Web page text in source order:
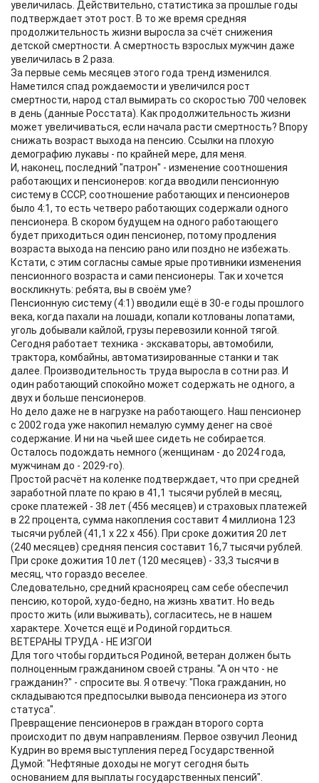
увеличилась. Действительно, статистика за прошлые годы
подтверждает этот рост. В то же время средняя
продолжительность жизни выросла за счёт снижения
детской смертности. А смертность взрослых мужчин даже
увеличилась в 2 раза.
За первые семь месяцев этого года тренд изменился.
Наметился спад рождаемости и увеличился рост
смертности, народ стал вымирать со скоростью 700 человек
в день (данные Росстата). Как продолжительность жизни
может увеличиваться, если начала расти смертность? Впору
снижать возраст выхода на пенсию. Ссылки на плохую
демографию лукавы - по крайней мере, для меня.
И, наконец, последний "патрон" - изменение соотношения
работающих и пенсионеров: когда вводили пенсионную
систему в СССР, соотношение работающих и пенсионеров
было 4:1, то есть четверо работающих содержали одного
пенсионера. В скором будущем на одного работающего
будет приходиться один пенсионер, потому продления
возраста выхода на пенсию рано или поздно не избежать.
Кстати, с этим согласны самые ярые противники изменения
пенсионного возраста и сами пенсионеры. Так и хочется
воскликнуть: ребята, вы в своём уме?
Пенсионную систему (4:1) вводили ещё в 30-е годы прошлого
века, когда пахали на лошади, копали котлованы лопатами,
уголь добывали кайлой, грузы перевозили конной тягой.
Сегодня работает техника - экскаваторы, автомобили,
трактора, комбайны, автоматизированные станки и так
далее. Производительность труда выросла в сотни раз. И
один работающий спокойно может содержать не одного, а
двух и больше пенсионеров.
Но дело даже не в нагрузке на работающего. Наш пенсионер
с 2002 года уже накопил немалую сумму денег на своё
содержание. И ни на чьей шее сидеть не собирается.
Осталось подождать немного (женщинам - до 2024 года,
мужчинам до - 2029-го).
Простой расчёт на коленке подтверждает, что при средней
заработной плате по краю в 41,1 тысячи рублей в месяц,
сроке платежей - 38 лет (456 месяцев) и страховых платежей
в 22 процента, сумма накопления составит 4 миллиона 123
тысячи рублей (41,1 х 22 х 456). При сроке дожития 20 лет
(240 месяцев) средняя пенсия составит 16,7 тысячи рублей.
При сроке дожития 10 лет (120 месяцев) - 33,3 тысячи в
месяц, что гораздо веселее.
Следовательно, средний красноярец сам себе обеспечил
пенсию, которой, худо-бедно, на жизнь хватит. Но ведь
просто жить (или выживать), согласитесь, не в нашем
характере. Хочется ещё и Родиной гордиться.
ВЕТЕРАНЫ ТРУДА - НЕ ИЗГОИ
Для того чтобы гордиться Родиной, ветеран должен быть
полноценным гражданином своей страны. "А он что - не
гражданин?" - спросите вы. Я отвечу: "Пока гражданин, но
складываются предпосылки вывода пенсионера из этого
статуса".
Превращение пенсионеров в граждан второго сорта
происходит по двум направлениям. Первое озвучил Леонид
Кудрин во время выступления перед Государственной
Думой: "Нефтяные доходы не могут сегодня быть
основанием для выплаты государственных пенсий".